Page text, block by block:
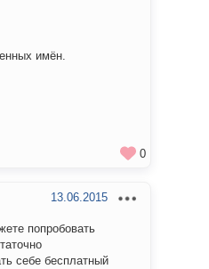
имён.
0
13.06.2015
попробовать
себе бесплатный